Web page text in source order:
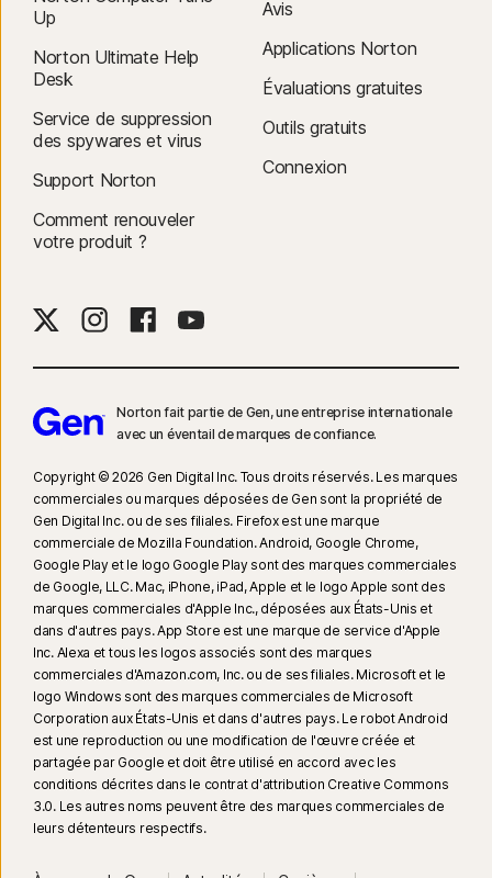
Up
Norton Ultimate Help
Desk
Service de suppression
des spywares et virus
Support Norton
Comment renouveler
votre produit ?
Avis
Applications Norton
Évaluations gratuites
Outils gratuits
Connexion
Norton fait partie de Gen, une entreprise internationale
avec un éventail de marques de confiance.​
Copyright © 2026 Gen Digital Inc. Tous droits réservés. Les marques
commerciales ou marques déposées de Gen sont la propriété de
Gen Digital Inc. ou de ses filiales. Firefox est une marque
commerciale de Mozilla Foundation. Android, Google Chrome,
Google Play et le logo Google Play sont des marques commerciales
de Google, LLC. Mac, iPhone, iPad, Apple et le logo Apple sont des
marques commerciales d'Apple Inc., déposées aux États-Unis et
dans d'autres pays. App Store est une marque de service d'Apple
Inc. Alexa et tous les logos associés sont des marques
commerciales d'Amazon.com, Inc. ou de ses filiales. Microsoft et le
logo Windows sont des marques commerciales de Microsoft
Corporation aux États-Unis et dans d'autres pays. Le robot Android
est une reproduction ou une modification de l'œuvre créée et
partagée par Google et doit être utilisé en accord avec les
conditions décrites dans le contrat d'attribution Creative Commons
3.0. Les autres noms peuvent être des marques commerciales de
leurs détenteurs respectifs.